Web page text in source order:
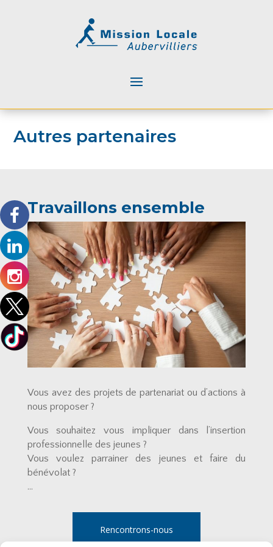
Autres partenaires
Travaillons ensemble
Vous avez des projets de partenariat ou d’actions à
nous proposer ?
Vous souhaitez vous impliquer dans l’insertion
professionnelle des jeunes ?
Vous voulez parrainer des jeunes et faire du
bénévolat ?
…
Rencontrons-nous